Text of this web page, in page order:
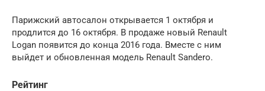
Парижский автосалон открывается 1 октября и
продлится до 16 октября. В продаже новый Renault
Logan появится до конца 2016 года. Вместе с ним
выйдет и обновленная модель Renault Sandero.
Рейтинг